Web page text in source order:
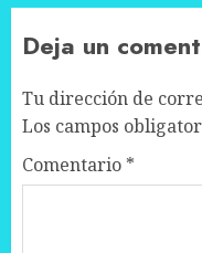
Deja un
Tu dirección de
Los campos
Comentario *